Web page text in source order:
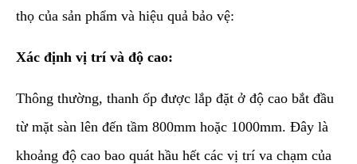
thọ của sản phẩm và hiệu quả bảo vệ:
Xác định vị trí và độ cao:
Thông thường, thanh ốp được lắp đặt ở độ cao bắt đầu
từ mặt sàn lên đến tầm 800mm hoặc 1000mm. Đây là
khoảng độ cao bao quát hầu hết các vị trí va chạm của